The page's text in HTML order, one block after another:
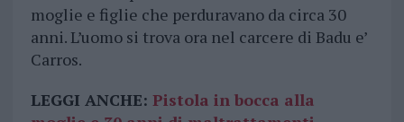
moglie e figlie che perduravano da circa 30
anni. L’uomo si trova ora nel carcere di Badu e’
Carros.
LEGGI ANCHE: Pistola in bocca alla